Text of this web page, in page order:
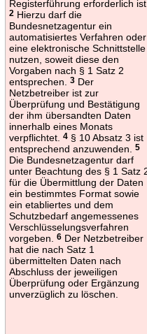
Registerführung erforderlich ist.
2Hierzu darf die
Bundesnetzagentur ein
automatisiertes Verfahren oder
eine elektronische Schnittstelle
nutzen, soweit diese den
Vorgaben nach § 1 Satz 2
entsprechen.
3Der
Netzbetreiber ist zur
Überprüfung und Bestätigung
der ihm übersandten Daten
innerhalb eines Monats
verpflichtet.
4§ 10 Absatz 3 ist
entsprechend anzuwenden.
5
Die Bundesnetzagentur darf
unter Beachtung des § 1 Satz
für die Übermittlung der Daten
ein bestimmtes Format sowie
ein etabliertes und dem
Schutzbedarf angemessenes
Verschlüsselungsverfahren
vorgeben.
6Der Netzbetreiber
hat die nach Satz 1
übermittelten Daten nach
Abschluss der jeweiligen
Überprüfung oder Ergänzung
unverzüglich zu löschen.